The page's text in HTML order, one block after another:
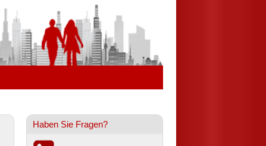
Haben Sie Fragen?